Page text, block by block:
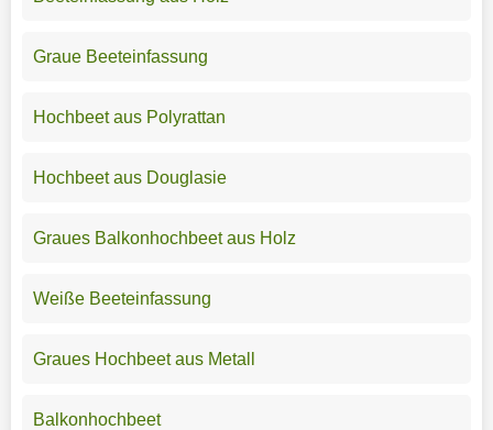
Graue Beeteinfassung
Hochbeet aus Polyrattan
Hochbeet aus Douglasie
Graues Balkonhochbeet aus Holz
Weiße Beeteinfassung
Graues Hochbeet aus Metall
Balkonhochbeet